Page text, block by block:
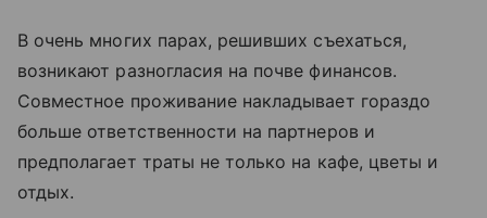
В очень многих парах, решивших съехаться,
возникают разногласия на почве финансов.
Совместное проживание накладывает гораздо
больше ответственности на партнеров и
предполагает траты не только на кафе, цветы и
отдых.